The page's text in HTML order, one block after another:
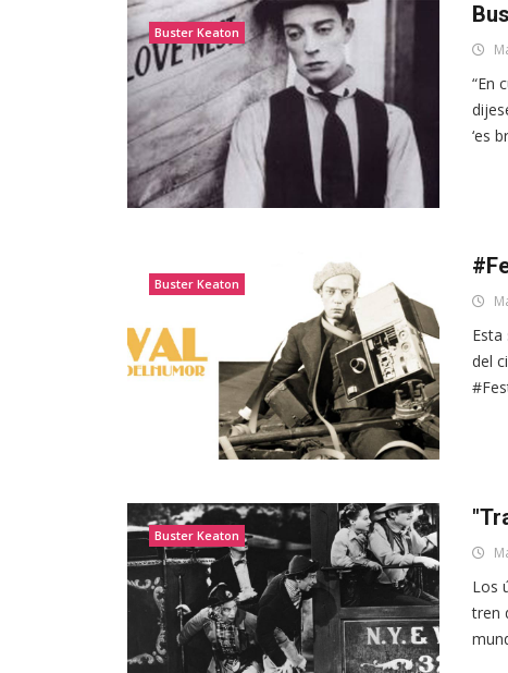
Buster Keaton
“En
‘es
Buster Keaton
del
Buster Keaton
Los
tren